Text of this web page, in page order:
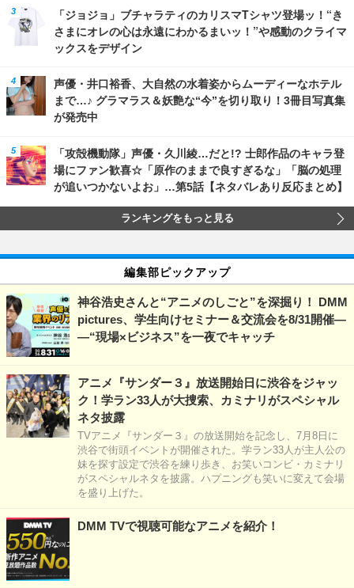
「ジョジョ」ブチャラティのカリスマTシャツ登場ッ！“き
さまにオレの心は永遠にわかるまいッ！”や感動のクライマ
ックスをデザイン
声優・井口裕香、大自然の水着姿からムーディーなホテル
まで…♪ グラマラス＆妖艶な“今”を切り取り！3冊目写真集
が発売中
「攻殻機動隊」声優・久川綾…だと!? 士郎作品のキャラ登
場にファン歓喜☆「原作のままで良すぎるな」「脳の処理
が追いつかないよお」…第5話【ネタバレあり反応まとめ】
ランキングをもっと見る
編集部ピックアップ
神谷浩史さんと“アニメのしごと”を深掘り！ DMM
pictures、学生向けセミナー＆交流会を8/31開催―
―“現場×ビジネス”を一夜でキャッチ
アニメ『サンダー３』放送開始日に渋谷をジャッ
ク！学ラン33人が大捜索、カミナリがスペシャル
ネタ披露
TVアニメ『サンダー３』の放送開始を記念し、7月8日に
渋谷で街頭イベントが開催された。学ラン33人が主人公の
妹を探す設定で渋谷を練り歩き、お笑いコンビ・カミナリ
がスペシャルネタを披露。ハプニングも笑いに変えて会場
を盛り上げた。
DMM TVで視聴可能なアニメを紹介！